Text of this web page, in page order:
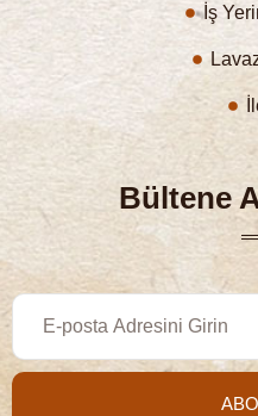
İş
Bültene